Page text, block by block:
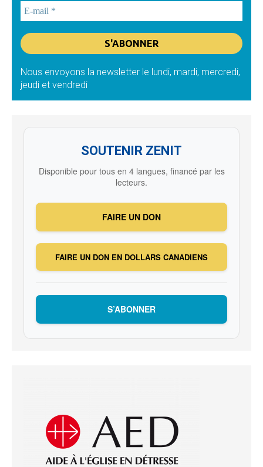
Nous envoyons la newsletter le lundi, mardi, mercredi,
jeudi et vendredi
SOUTENIR ZENIT
Disponible pour tous en 4 langues, financé par les
lecteurs.
FAIRE UN DON
FAIRE UN DON EN DOLLARS CANADIENS
S’ABONNER